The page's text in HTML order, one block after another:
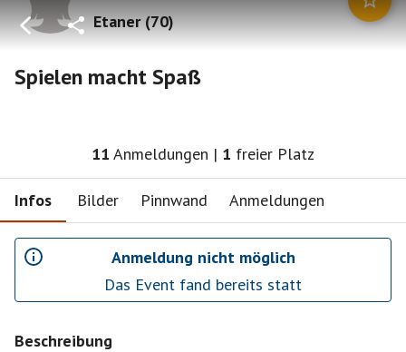
Etaner(70)
Spielen macht Spaß
11 Anmeldungen | 1 freier Platz
Infos Bilder Pinnwand Anmeldungen
Anmeldung nicht möglich
Das Event fand bereits statt
Beschreibung